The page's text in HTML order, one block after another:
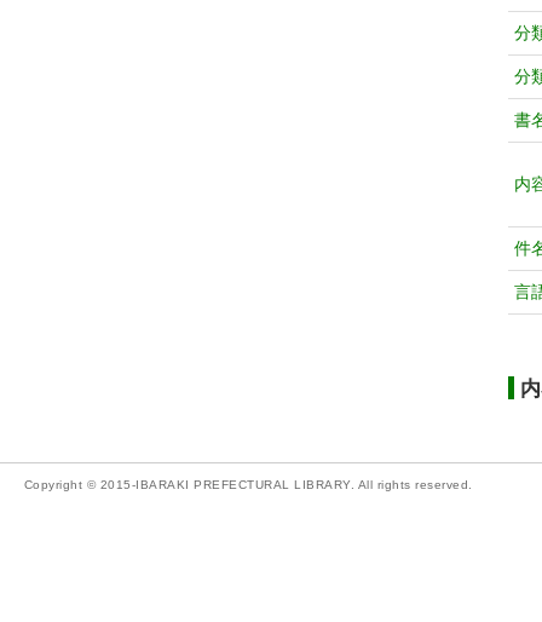
分
分
書
内
件
言
Copyright © 2015-IBARAKI PREFECTURAL LIBRARY. All rights reserved.